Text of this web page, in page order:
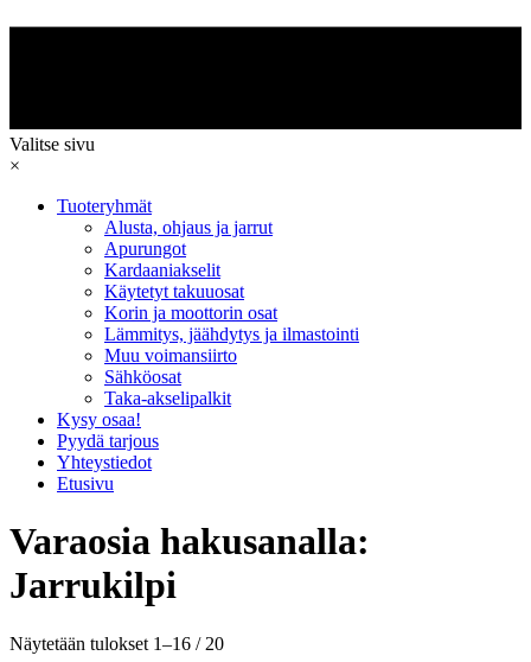
Valitse sivu
×
Tuoteryhmät
Alusta, ohjaus ja jarrut
Apurungot
Kardaaniakselit
Käytetyt takuuosat
Korin ja moottorin osat
Lämmitys, jäähdytys ja ilmastointi
Muu voimansiirto
Sähköosat
Taka-akselipalkit
Kysy osaa!
Pyydä tarjous
Yhteystiedot
Etusivu
Varaosia hakusanalla:
Jarrukilpi
Näytetään tulokset 1–16 / 20